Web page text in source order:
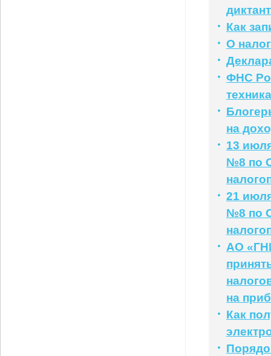
Как
О
ФНС
на
13
№8 по
21
№8 по
АО
на
Как